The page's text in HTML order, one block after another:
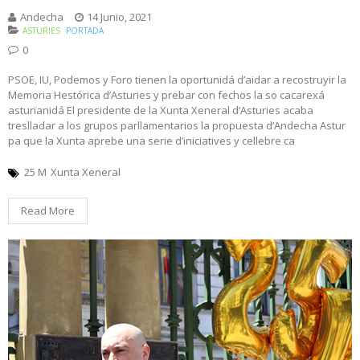
Andecha 14 Junio, 2021
ASTURIES PORTADA
0
PSOE, IU, Podemos y Foro tienen la oportunidá d’aidar a recostruyir la
Memoria Hestórica d’Asturies y prebar con fechos la so cacarexá
asturianidá El presidente de la Xunta Xeneral d’Asturies acaba
treslladar a los grupos parllamentarios la propuesta d’Andecha Astur
pa que la Xunta aprebe una serie d’iniciatives y cellebre ca
25 M Xunta Xeneral
Read More